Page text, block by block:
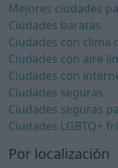
Mejores ciudades
Ciudades baratas
Ciudades con clima
Ciudades con aire
Ciudades con
Ciudades seguras
Ciudades seguras
Ciudades LGBTQ+
Por localización